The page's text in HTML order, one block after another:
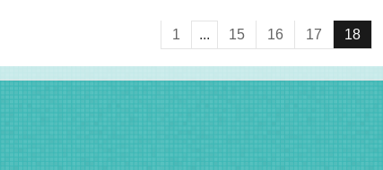
1 ... 15 16 17 18